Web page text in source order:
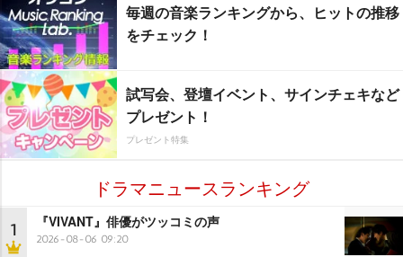
毎週の音楽ランキングから、ヒットの推移
をチェック！
試写会、登壇イベント、サインチェキなど
プレゼント！
プレゼント特集
ドラマニュースランキング
1 『VIVANT』俳優がツッコミの声
2026-08-06 09:20